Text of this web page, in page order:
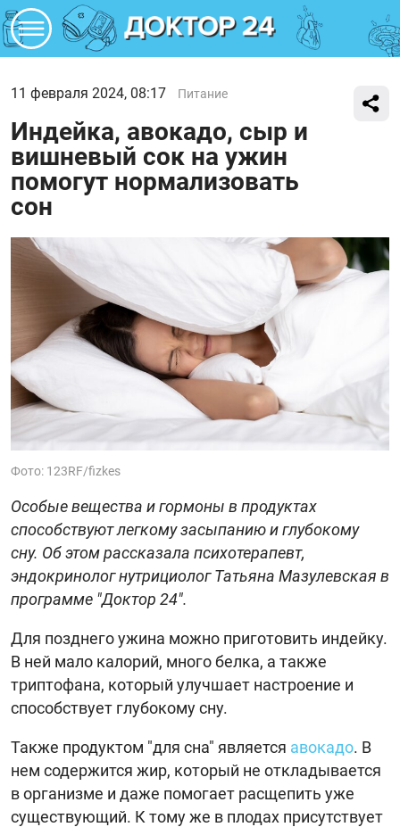
11 февраля 2024, 08:17 Питание
Индейка, авокадо, сыр и
вишневый сок на ужин
помогут нормализовать
сон
Фото: 123RF/fizkes
Особые вещества и гормоны в продуктах
способствуют легкому засыпанию и глубокому
сну. Об этом рассказала психотерапевт,
эндокринолог нутрициолог Татьяна Мазулевская в
программе "Доктор 24".
Для позднего ужина можно приготовить индейку.
В ней мало калорий, много белка, а также
триптофана, который улучшает настроение и
способствует глубокому сну.
Также продуктом "для сна" является авокадо. В
нем содержится жир, который не откладывается
в организме и даже помогает расщепить уже
существующий. К тому же в плодах присутствует